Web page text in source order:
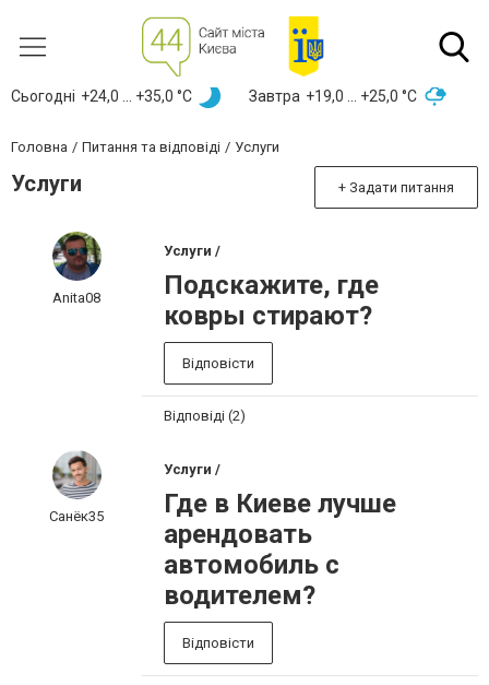
Сьогодні +24,0 ... +35,0 °С Завтра +19,0 ... +25,0 °С
Головна Питання та відповіді Услуги
Услуги + Задати питання
Anita08
Услуги /
Подскажите, где
ковры стирают?
Відповісти
Відповіді (2)
Санёк35
Услуги /
Где в Киеве лучше
арендовать
автомобиль с
водителем?
Відповісти